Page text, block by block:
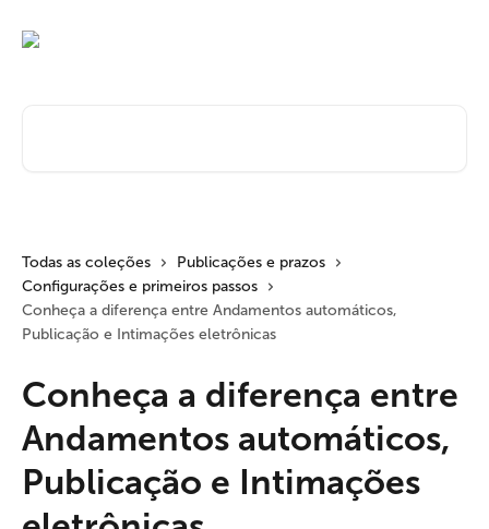
Todas as coleções
Publicações e prazos
Configurações e primeiros passos
Conheça a diferença entre Andamentos automáticos,
Publicação e Intimações eletrônicas
Conheça a diferença entre
Andamentos automáticos,
Publicação e Intimações